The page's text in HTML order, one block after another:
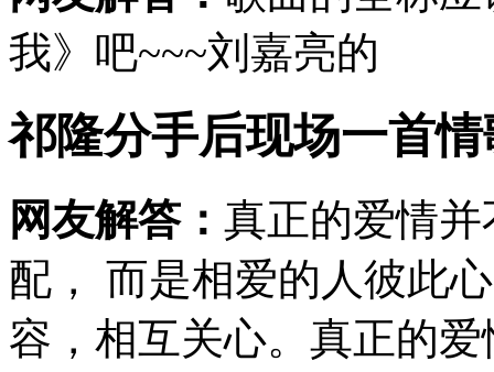
我》吧~~~刘嘉亮的
祁隆分手后现场一首
网友解答： 真正的爱情
配， 而是相爱的人彼此
容，相互关心。真正的